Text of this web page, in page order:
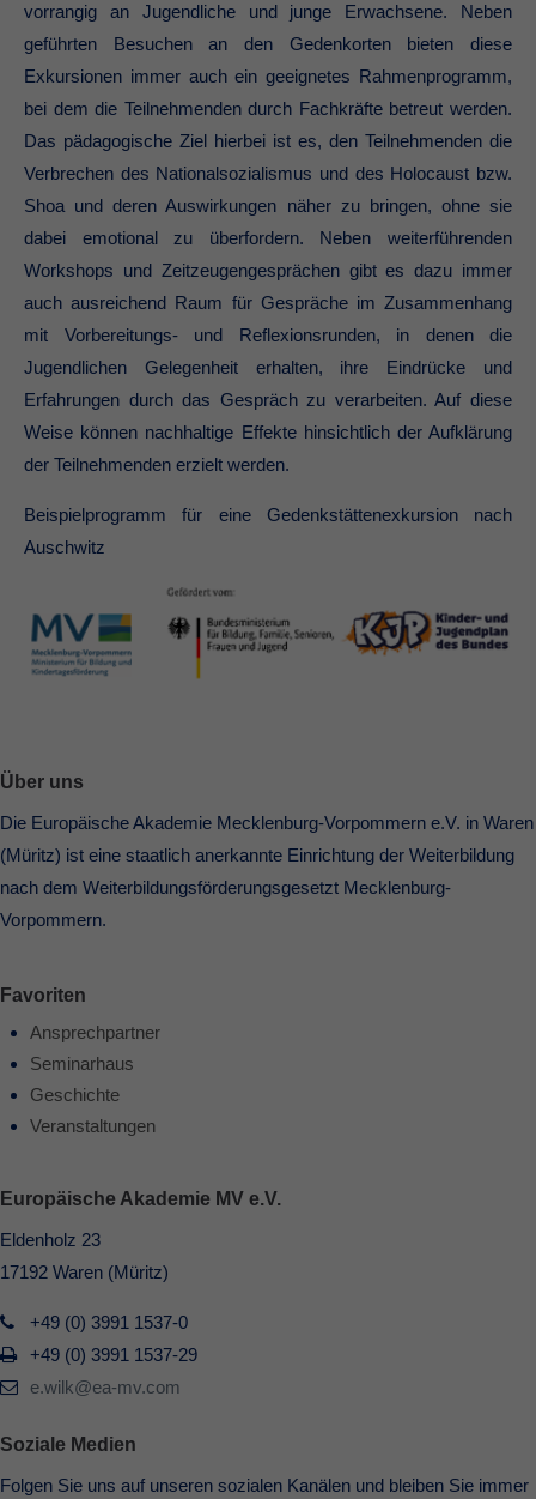
vorrangig an Jugendliche und junge Erwachsene. Neben
geführten Besuchen an den Gedenkorten bieten diese
Exkursionen immer auch ein geeignetes Rahmenprogramm,
bei dem die Teilnehmenden durch Fachkräfte betreut werden.
Das pädagogische Ziel hierbei ist es, den Teilnehmenden die
Verbrechen des Nationalsozialismus und des Holocaust bzw.
Shoa und deren Auswirkungen näher zu bringen, ohne sie
dabei emotional zu überfordern. Neben weiterführenden
Workshops und Zeitzeugengesprächen gibt es dazu immer
auch ausreichend Raum für Gespräche im Zusammenhang
mit Vorbereitungs- und Reflexionsrunden, in denen die
Jugendlichen Gelegenheit erhalten, ihre Eindrücke und
Erfahrungen durch das Gespräch zu verarbeiten. Auf diese
Weise können nachhaltige Effekte hinsichtlich der Aufklärung
der Teilnehmenden erzielt werden.
Beispielprogramm für eine Gedenkstättenexkursion nach
Auschwitz
Über uns
Die Europäische Akademie Mecklenburg-Vorpommern e.V. in Waren
(Müritz) ist eine staatlich anerkannte Einrichtung der Weiterbildung
nach dem Weiterbildungsförderungsgesetzt Mecklenburg-
Vorpommern.
Favoriten
Ansprechpartner
Seminarhaus
Geschichte
Veranstaltungen
Europäische Akademie MV e.V.
Eldenholz 23
17192 Waren (Müritz)
+49 (0) 3991 1537-0
+49 (0) 3991 1537-29
e.wilk@ea-mv.com
Soziale Medien
Folgen Sie uns auf unseren sozialen Kanälen und bleiben Sie immer